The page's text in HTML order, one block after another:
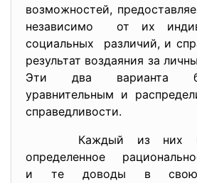
возможностей,
независимо от их
социальных различий, и
результат воздаяния за
Эти два варианта
уравнительным и
справедливости.
Каждый из них
определенное
и те доводы в свою